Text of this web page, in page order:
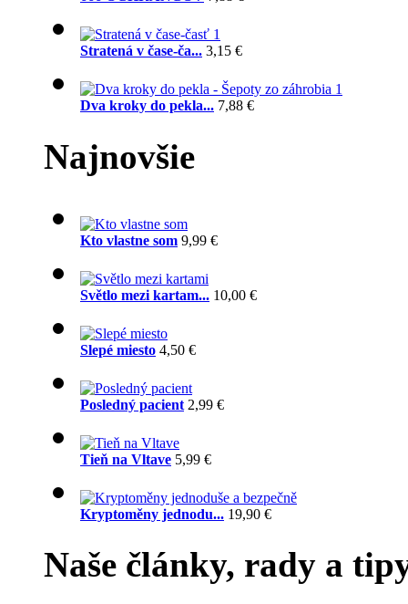
Stratená v čase-ča... 3,15 €
Dva kroky do pekla... 7,88 €
Najnovšie
Kto vlastne som 9,99 €
Světlo mezi kartam... 10,00 €
Slepé miesto 4,50 €
Posledný pacient 2,99 €
Tieň na Vltave 5,99 €
Kryptoměny jednodu... 19,90 €
Naše články, rady a